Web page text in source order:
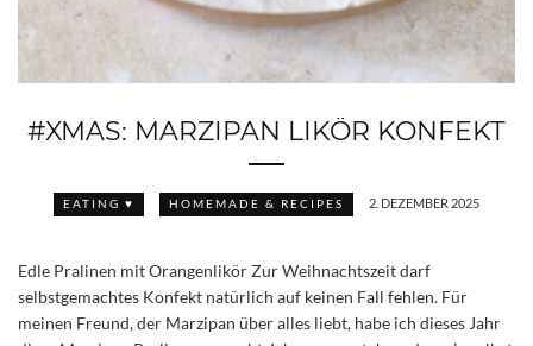
#XMAS: MARZIPAN LIKÖR KONFEKT
EATING ♥ HOMEMADE & RECIPES 2. DEZEMBER 2025
Edle Pralinen mit Orangenlikör Zur Weihnachtszeit darf
selbstgemachtes Konfekt natürlich auf keinen Fall fehlen. Für
meinen Freund, der Marzipan über alles liebt, habe ich dieses Jahr